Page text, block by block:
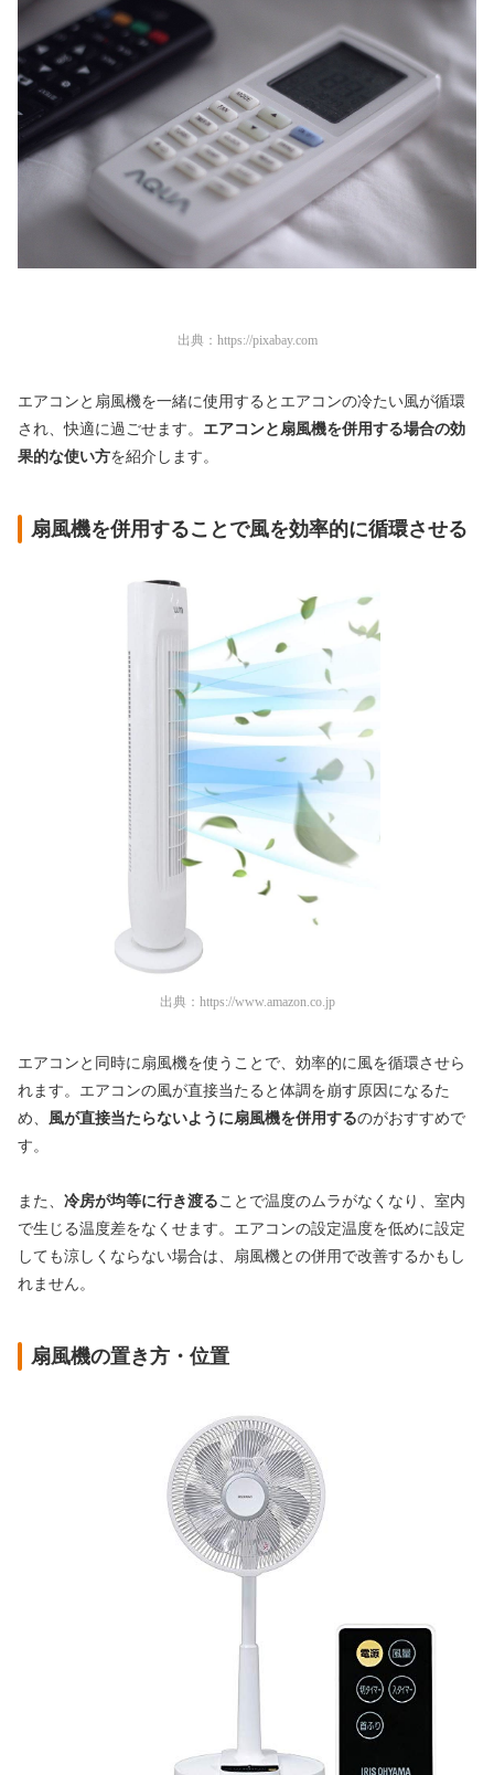
出典： https://pixabay.com
エアコンと扇風機を一緒に使用するとエアコンの冷たい風が循環
され、快適に過ごせます。 エアコンと扇風機を併用する場合の効
果的な使い方を紹介します。
扇風機を併用することで風を効率的に循環させる
出典： https://www.amazon.co.jp
エアコンと同時に扇風機を使うことで、効率的に風を循環させら
れます。エアコンの風が直接当たると体調を崩す原因になるた
め、 風が直接当たらないように扇風機を併用するのがおすすめで
す。
また、 冷房が均等に行き渡る ことで温度のムラがなくなり、室内
で生じる温度差をなくせます。エアコンの設定温度を低めに設定
しても涼しくならない場合は、扇風機との併用で改善するかもし
れません。
扇風機の置き方・位置